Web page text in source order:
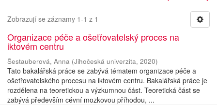
Zobrazují se záznamy 1-1 z 1
Organizace péče a ošetřovatelský proces na
iktovém centru
Šestauberová, Anna (Jihočeská univerzita, 2020)
Tato bakalářská práce se zabývá tématem organizace péče a
ošetřovatelského procesu na iktovém centru. Bakalářská práce je
rozdělena na teoretickou a výzkumnou část. Teoretická část se
zabývá především cévní mozkovou příhodou, ...